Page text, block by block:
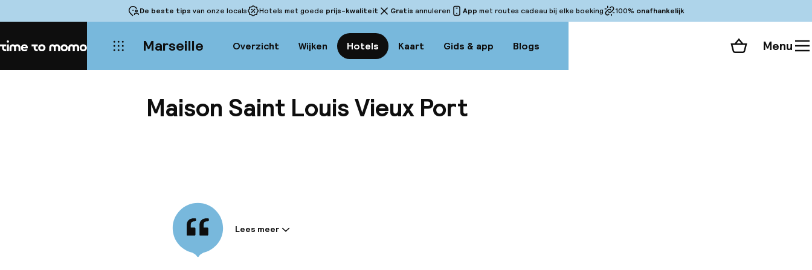
De beste tips van onze locals Hotels met goede prijs-kwaliteit Gratis annuleren App met routes cadeau bij elke boeking 100% onafhankelijk
Home Marseille Overzicht Wijken Hotels Kaart Gids & app Blogs Winkelmand
Menu
Maison Saint Louis Vieux Port
Informatie gedeeld door de accommodatie:
Lees meer